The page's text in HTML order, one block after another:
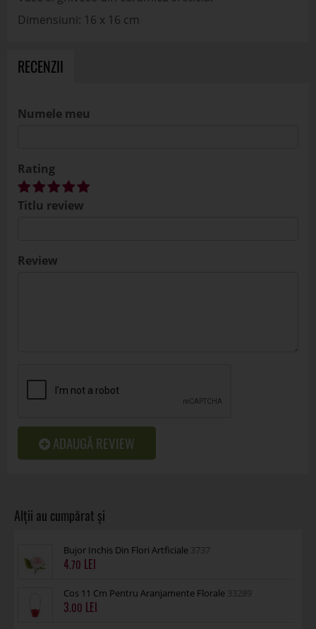
Dimensiuni: 16 x 16 cm
RECENZII
Numele meu
Rating
Titlu review
Review
ADAUGĂ REVIEW
Bujor Inchis Din Flori Artficiale 3737
4.70
Cos 11 Cm Pentru Aranjamente Florale 33289
3.00